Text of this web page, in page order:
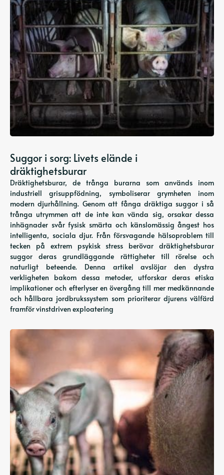
Suggor i sorg: Livets elände i
dräktighetsburar
Dräktighetsburar, de trånga burarna som används inom
industriell grisuppfödning, symboliserar grymheten inom
modern djurhållning. Genom att fånga dräktiga suggor i så
trånga utrymmen att de inte kan vända sig, orsakar dessa
inhägnader svår fysisk smärta och känslomässig ångest hos
intelligenta, sociala djur. Från försvagande hälsoproblem till
tecken på extrem psykisk stress berövar dräktighetsburar
suggor deras grundläggande rättigheter till rörelse och
naturligt beteende. Denna artikel avslöjar den dystra
verkligheten bakom dessa metoder, utforskar deras etiska
implikationer och efterlyser en övergång till mer medkännande
och hållbara jordbrukssystem som prioriterar djurens välfärd
framför vinstdriven exploatering